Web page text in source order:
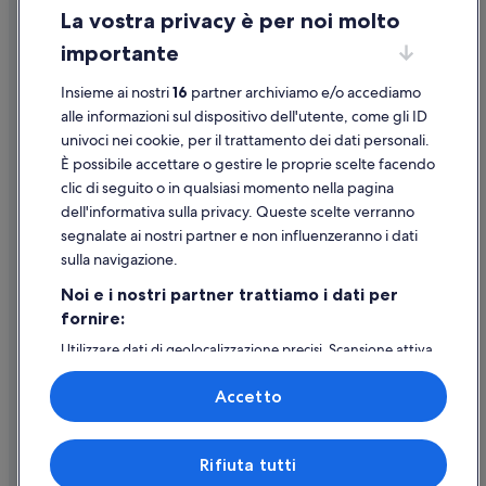
Informazioni legali/Contatti
Linee guida sui contenuti e segnalazione dei contenuti
Supporto
Assistenza clienti
Contattaci
Come cancellare un volo
Come modificare la prenotazione di un hotel o una casa vacanze
Utilizzare un coupon Expedia
Documenti per i viaggi internazionali
© 2026 Expedia, Inc., una società di Expedia Group. Tutti i diritti riservati.
La vostra privacy è per noi molto
importante
Insieme ai nostri16 partner archiviamo e/o accediamo
alle informazioni sul dispositivo dell'utente, come gli ID
univoci nei cookie, per il trattamento dei dati personali.
È possibile accettare o gestire le proprie scelte facendo
clic di seguito o in qualsiasi momento nella pagina
dell'informativa sulla privacy. Queste scelte verranno
segnalate ai nostri partner e non influenzeranno i dati
sulla navigazione.
Noi e i nostri partner trattiamo i dati per
fornire:
Utilizzare dati di geolocalizzazione precisi. Scansione attiva
delle caratteristiche del dispositivo ai fini
dell’identificazione. Archiviare informazioni su dispositivo
e/o accedervi. Pubblicità e contenuti personalizzati,
misurazione delle prestazioni dei contenuti e degli
annunci, ricerche sul pubblico, sviluppo di servizi.
Elenco dei partner (fornitori)
Rifiuta tutti
Accetto